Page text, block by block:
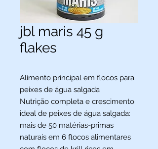
jbl maris 45 g
flakes
Alimento principal em flocos para
peixes de água salgada
Nutrição completa e crescimento
ideal de peixes de água salgada:
mais de 50 matérias-primas
naturais em 6 flocos alimentares